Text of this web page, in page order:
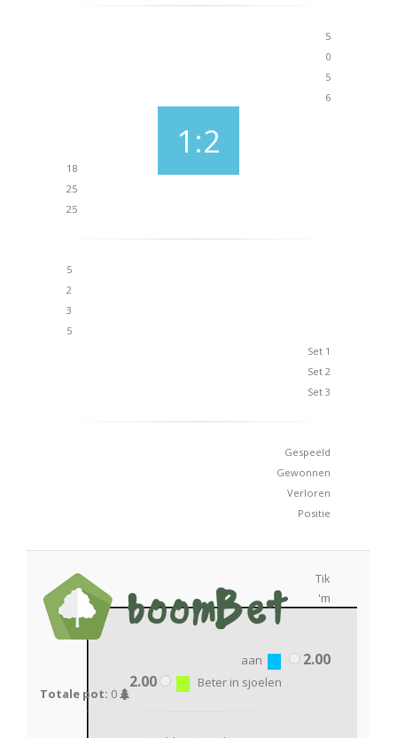
5
0
5
6
1:2
18
25
25
5
2
3
5
Set 1
Set 2
Set 3
Gespeeld
Gewonnen
Verloren
Positie
Totale pot: 0
Tik
'm
aan
2.00
2.00
Beter in sjoelen